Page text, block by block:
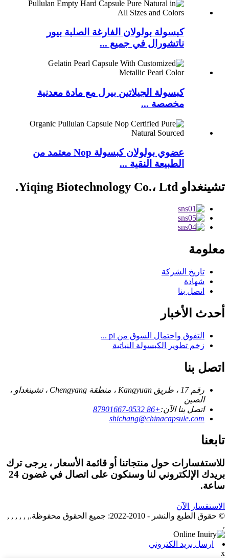
كبسولة بولولان الفارغة الصلبة بيور
ناتشورال في جميع ...
كبسولة الجيلاتين بيرل مع مادة معدنية
مخصصة ...
عضوي بولولان كبسولة Nop معتمد من
الطبيعة النقية ...
تشينغداو Yiqing Biotechnology Co.، Ltd.
معلومة
تاريخ الشركة
شهادة
اتصل بنا
أحدث الأخبار
التفوق واحتمال السوق من pl ...
زخم تطوير الكبسولة النباتية
اتصل بنا
رقم 17 ، طريق Kangyuan ، منطقة Chengyang ، تشينغداو ،
الصين
اتصل بنا الآن:+86 0532-87901667
shichang@chinacapsule.com
تابعنا
للاستفسارات حول منتجاتنا أو قائمة الأسعار ، يرجى ترك
بريدك الإلكتروني لنا وسنكون على اتصال في غضون 24
ساعة.
الاستفسار الآن
© حقوق الطبع والنشر - 2010-2022: جميع الحقوق محفوظة., , , , , ,
,
ارسل بريد الكتروني
x